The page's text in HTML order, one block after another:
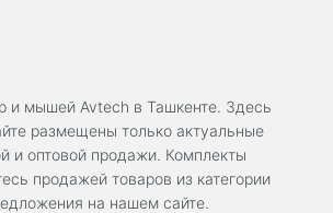
и мышей Avtech в Ташкенте. Здесь
размещены только актуальные
и оптовой продажи. Комплекты
продажей товаров из категории
на нашем сайте.